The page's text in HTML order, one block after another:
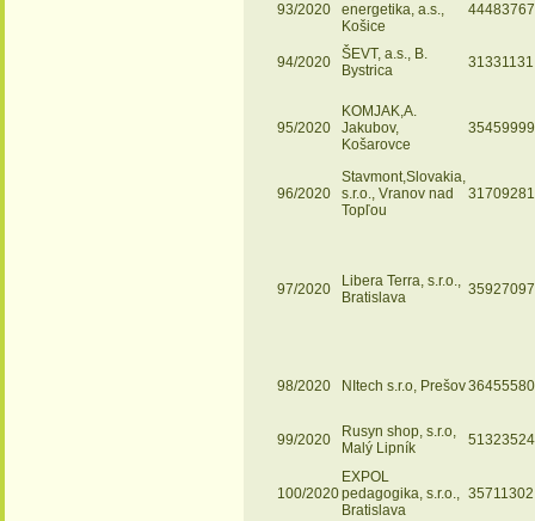
93/2020
energetika, a.s.,
Košice
44483767
94/2020
ŠEVT, a.s., B.
Bystrica
31331131
95/2020
KOMJAK,A.
Jakubov,
Košarovce
35459999
96/2020
Stavmont,Slovakia,
s.r.o., Vranov nad
Topľou
31709281
97/2020
Libera Terra, s.r.o.,
Bratislava
35927097
98/2020 NItech s.r.o, Prešov36455580
99/2020
Rusyn shop, s.r.o,
Malý Lipník
51323524
100/2020
EXPOL
pedagogika, s.r.o.,
Bratislava
35711302